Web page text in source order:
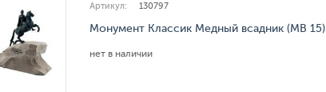
Артикул: 130797
Монумент Классик Медный всадник (МВ 15)
нет в наличии